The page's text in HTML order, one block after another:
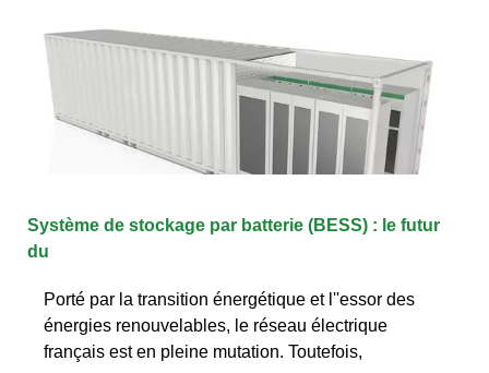
Système de stockage par batterie (BESS) : le futur
du
Porté par la transition énergétique et l''essor des
énergies renouvelables, le réseau électrique
français est en pleine mutation. Toutefois,